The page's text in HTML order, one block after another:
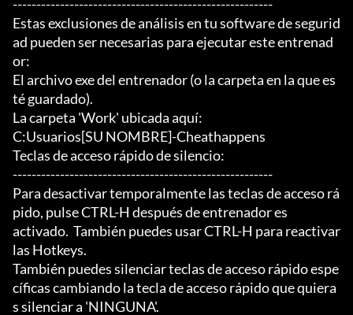
-------------------------------------------------------
Estas exclusiones de análisis en tu software de segurid
ad pueden ser necesarias para ejecutar este entrenad
or:
El archivo exe del entrenador (o la carpeta en la que es
té guardado).
La carpeta 'Work' ubicada aquí:
C:Usuarios[SU NOMBRE]-Cheathappens
Teclas de acceso rápido de silencio:
-------------------------------------------------------
Para desactivar temporalmente las teclas de acceso rá
pido, pulse CTRL-H después de entrenador es
activado.  También puedes usar CTRL-H para reactivar
las Hotkeys.
También puedes silenciar teclas de acceso rápido espe
cíficas cambiando la tecla de acceso rápido que quiera
s silenciar a 'NINGUNA'.